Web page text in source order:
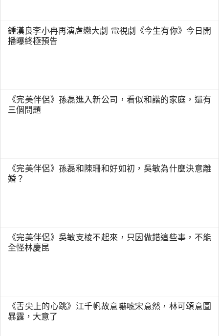
鍾漢良李小冉再演虐戀大劇 電視劇《今生有你》今日開
播曝終極預告
《完美伴侶》孫磊進入新公司，看似和諧的家庭，還有
三個問題
《完美伴侶》孫磊和陳珊和好如初，吳敏為什麼決意離
婚？
《完美伴侶》吳敏支棱不起來，只因做錯這些事，不能
全怪林慶昆
《舌尖上的心跳》江千帆故意嚇唬宋意然，林可頌意圖
暴露，大意了